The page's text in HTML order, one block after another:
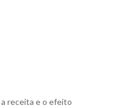
receita e o efeito